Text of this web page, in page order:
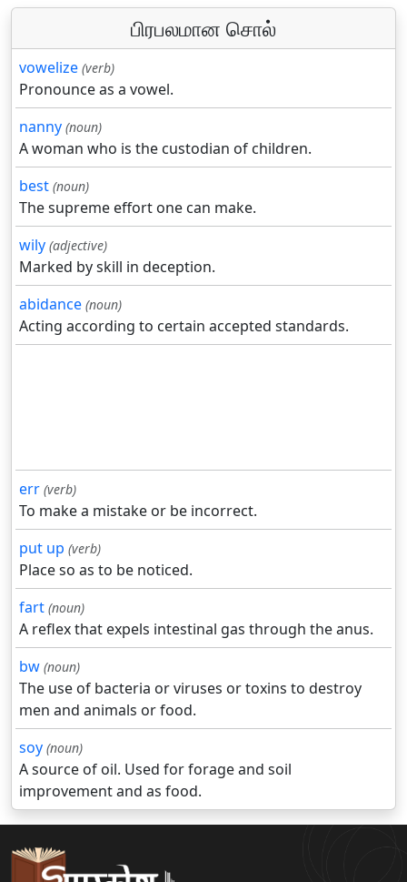
பிரபலமான சொல்
vowelize (verb)
Pronounce as a vowel.
nanny (noun)
A woman who is the custodian of children.
best (noun)
The supreme effort one can make.
wily (adjective)
Marked by skill in deception.
abidance (noun)
Acting according to certain accepted standards.
err (verb)
To make a mistake or be incorrect.
put up (verb)
Place so as to be noticed.
fart (noun)
A reflex that expels intestinal gas through the anus.
bw (noun)
The use of bacteria or viruses or toxins to destroy
men and animals or food.
soy (noun)
A source of oil. Used for forage and soil
improvement and as food.